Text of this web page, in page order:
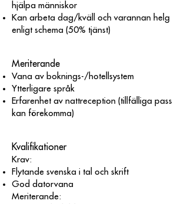
hjälpa människor
Kan arbeta dag/kväll och varannan helg
enligt schema (50% tjänst)
Meriterande
Vana av boknings-/hotellsystem
Ytterligare språk
Erfarenhet av nattreception (tillfälliga pass
kan förekomma)
Kvalifikationer
Krav:
Flytande svenska i tal och skrift
God datorvana
Meriterande: